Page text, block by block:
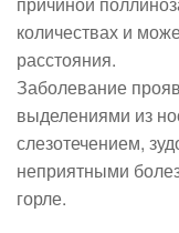
количествах и
расстояния.
Заболевание
выделениями из
слезотечением,
неприятными
горле.